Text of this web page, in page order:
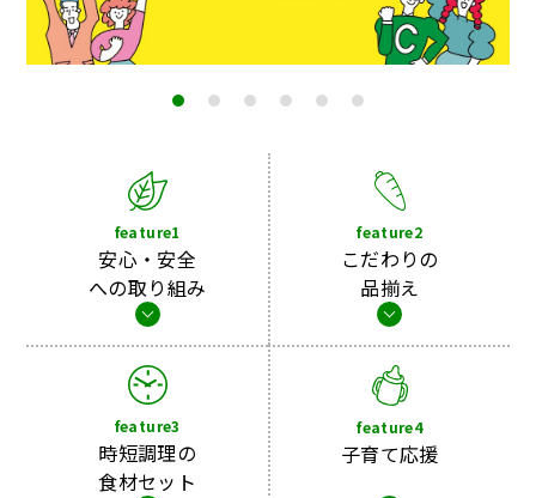
feature1
安心・安全
への取り組み
feature2
こだわりの
品揃え
feature3
時短調理の
食材セット
feature4
子育て応援